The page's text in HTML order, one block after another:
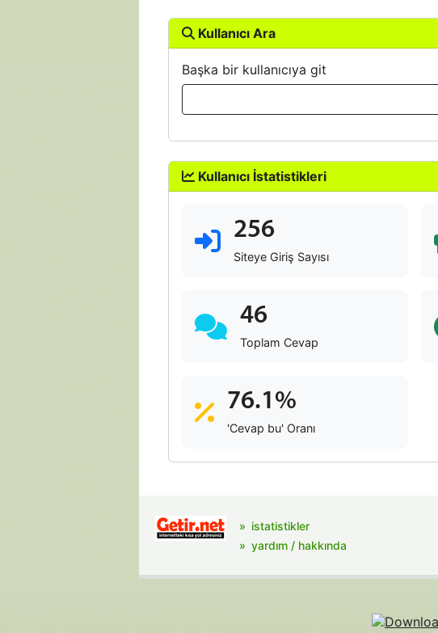
Kullanıcı Ara
Başka bir kullanıcıya git
Kullanıcı İstatistikleri
256
Siteye Giriş Sayısı
46
Toplam Cevap
76.1%
'Cevap bu' Oranı
istatistikler
yardım / hakkında